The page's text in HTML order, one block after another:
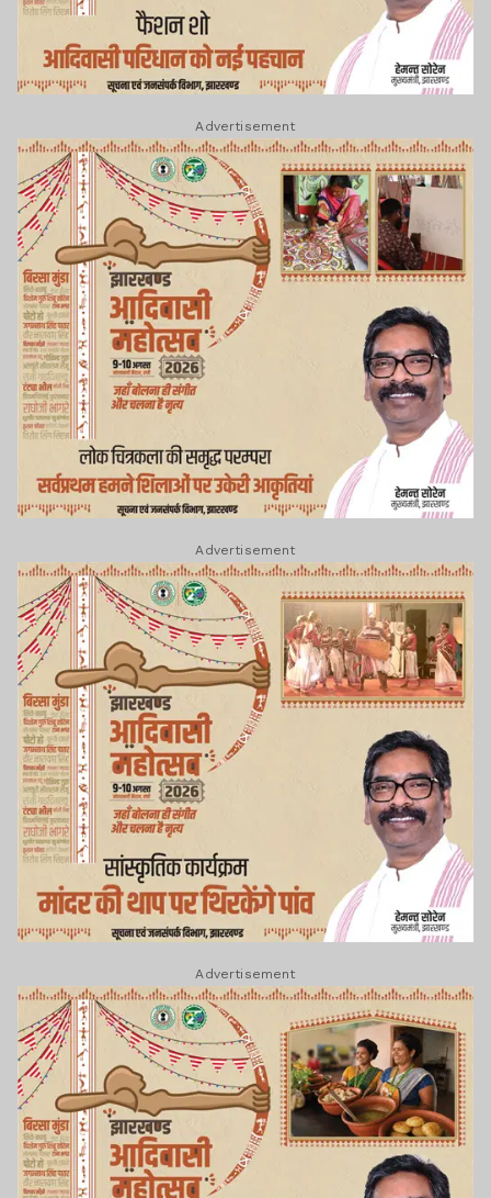
Advertisement
Advertisement
Advertisement